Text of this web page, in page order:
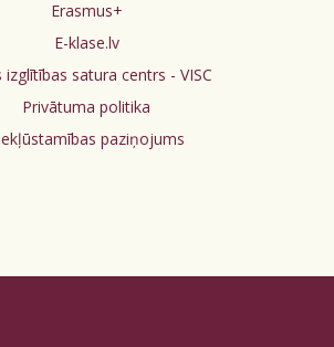
Erasmus+
E-klase.lv
izglītības satura centrs - VISC
Privātuma politika
paziņojums